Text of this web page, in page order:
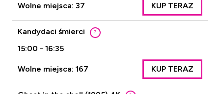
Wolne miejsca: 37 KUP TERAZ
Kandydaci śmierci ?
15:00 - 16:35
Wolne miejsca: 167 KUP TERAZ